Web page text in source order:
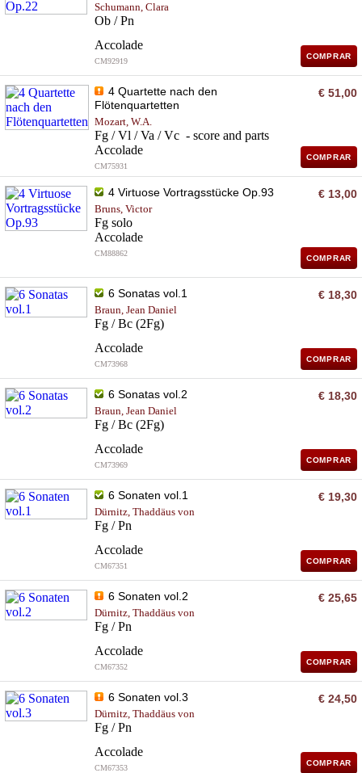
Schumann, Clara
Ob / Pn
Accolade
CM92919
COMPRAR
4 Quartette nach den
Flötenquartetten
Mozart, W.A.
Fg / Vl / Va / Vc - score and parts
Accolade
CM75931
€ 51,00
COMPRAR
4 Virtuose Vortragsstücke Op.93
Bruns, Victor
Fg solo
Accolade
CM88862
€ 13,00
COMPRAR
6 Sonatas vol.1
Braun, Jean Daniel
Fg / Bc (2Fg)
Accolade
CM73968
€ 18,30
COMPRAR
6 Sonatas vol.2
Braun, Jean Daniel
Fg / Bc (2Fg)
Accolade
CM73969
€ 18,30
COMPRAR
6 Sonaten vol.1
Dürnitz, Thaddäus von
Fg / Pn
Accolade
CM67351
€ 19,30
COMPRAR
6 Sonaten vol.2
Dürnitz, Thaddäus von
Fg / Pn
Accolade
CM67352
€ 25,65
COMPRAR
6 Sonaten vol.3
Dürnitz, Thaddäus von
Fg / Pn
Accolade
CM67353
€ 24,50
COMPRAR